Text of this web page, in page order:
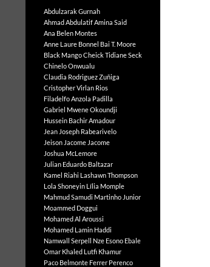
Abdulzarak Gurnah
Ahmad AbdulatifAmina Said
Ana Belen Montes
Anne Laure Bonnel Bai T. Moore
Black MangoCheick Tidiane Seck
Chinelo Onwualu
Claudia Rodriguez Zuñiga
Cristopher Virlan Rios
Filadelfo Anzola Padilla
Gabriel Mwene Okoundji
Hussein Bachir Amadour
Jean Joseph Rabearivelo
Jeison Jacome Jacome
Joshua McLemore
Julian Eduardo Baltazar
Kamel Riahi Lashawn Thompson
Lola Shoneyin Lília Momple
Mahmud Samudi Martinho Junior
Moammed Doggui
Mohamed Al Aroussi
Mohamed Lamin Haddi
Namwall Serpell Nze Esono Ebale
Omar Khaled Lutfi Khamur
Paco Belmonte Ferrer Perenco